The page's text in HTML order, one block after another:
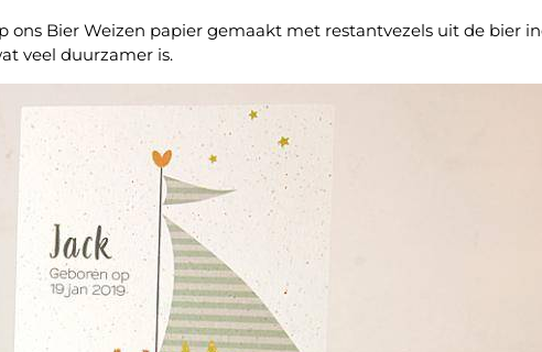
ons Bier Weizen papier gemaakt met restantvezels uit de bier
veel duurzamer is.